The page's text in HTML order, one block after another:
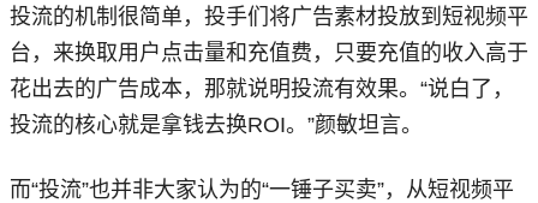
投流的机制很简单，投手们将广告素材投放到短视频平
台，来换取用户点击量和充值费，只要充值的收入高于
花出去的广告成本，那就说明投流有效果。“说白了，
投流的核心就是拿钱去换ROI。”颜敏坦言。
而“投流”也并非大家认为的“一锤子买卖”，从短视频平